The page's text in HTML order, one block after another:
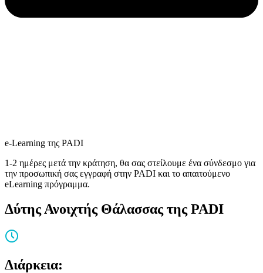
e-Learning της PADI
1-2 ημέρες μετά την κράτηση, θα σας στείλουμε ένα σύνδεσμο για
την προσωπική σας εγγραφή στην PADI και το απαιτούμενο
eLearning πρόγραμμα.
Δύτης Ανοιχτής Θάλασσας της PADI
Διάρκεια: